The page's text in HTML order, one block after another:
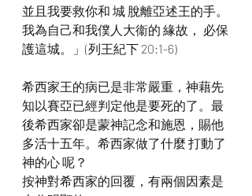
並且我要救你和 城 脫離亞述王的手。
我為自己和我僕人大衞的 緣故， 必保
護這城。」(列王紀下 20:1-6)
希西家王的病已是非常嚴重，神藉先
知以賽亞已經判定他是要死的了。最
後希西家卻是蒙神記念和施恩，賜他
多活十五年。希西家做了什麼 打動了
神的心 呢？
按神對希西家的回覆，有兩個因素是